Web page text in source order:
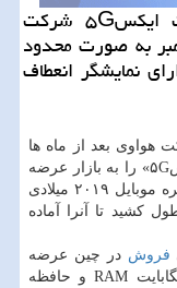
به گزارش رهاتل موبایل تاشو میت ایكس۵G شركت
قیمت ۲۴۰۳ دلار از ۱۵ نوامبر به صورت محدود
نمایشگر انعطاف
هواوی بعد از ماه ها
تاخیر و گمانه زنی بالاخره موبایل «میت ایكس۵G» را به بازار عرضه
خواهدنمود. این شركت چینی اولین بار دركنگره موبایل ۲۰۱۹ میلادی
رونمایی نمود اما ۱۰ ماه طول كشید تا آنرا آماده
فروش در چین عرضه
می شود. این موبایل در یك نسخه با ۸ گیگابایت RAM و حافظه